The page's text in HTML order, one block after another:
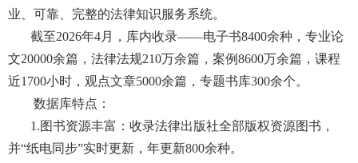
业、可靠、完整的法律知识服务系统。
截至2026年4月，库内收录——电子书8400余种，专业论
文20000余篇，法律法规210万余篇，案例8600万余篇，课程
近1700小时，观点文章5000余篇，专题书库300余个。
数据库特点：
1.图书资源丰富：收录法律出版社全部版权资源图书，
并“纸电同步”实时更新，年更新800余种。